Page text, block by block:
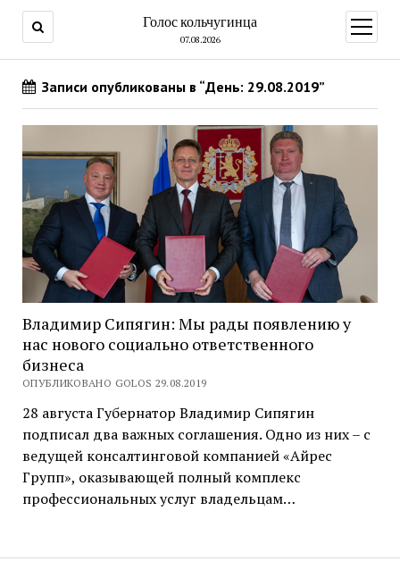
Голос кольчугинца
07.08.2026
меню
Записи опубликованы в “День: 29.08.2019”
Владимир Сипягин: Мы рады появлению у
нас нового социально ответственного
бизнеса
ОПУБЛИКОВАНО GOLOS 29.08.2019
28 августа Губернатор Владимир Сипягин
подписал два важных соглашения. Одно из них – с
ведущей консалтинговой компанией «Айрес
Групп», оказывающей полный комплекс
профессиональных услуг владельцам…